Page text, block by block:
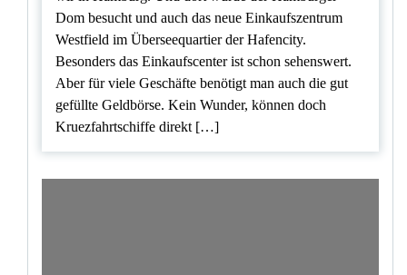
Dom besucht und auch das neue Einkaufszentrum
Westfield im Überseequartier der Hafencity.
Besonders das Einkaufscenter ist schon sehenswert.
Aber für viele Geschäfte benötigt man auch die gut
gefüllte Geldbörse. Kein Wunder, können doch
Kruezfahrtschiffe direkt […]